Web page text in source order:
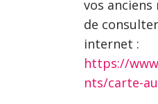
vos anciens
de
internet :
https://
nts/carte-